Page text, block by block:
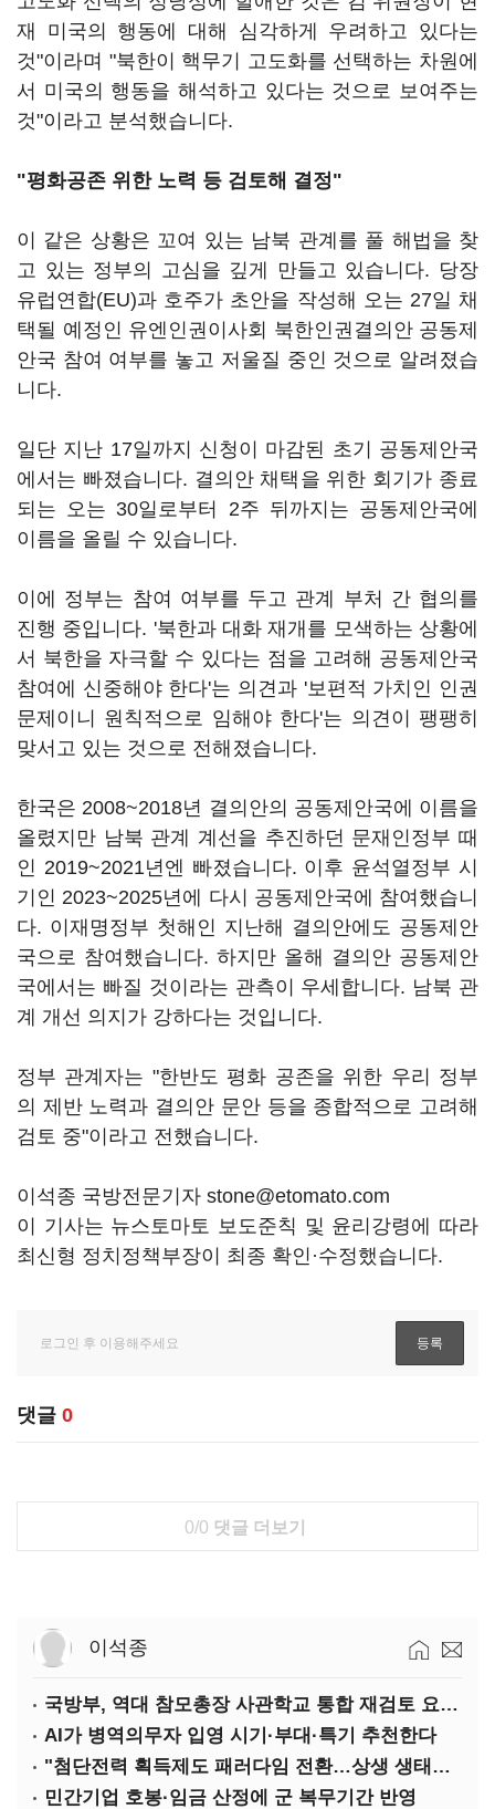
재 미국의 행동에 대해 심각하게 우려하고 있다는
것"이라며 "북한이 핵무기 고도화를 선택하는 차원에
서 미국의 행동을 해석하고 있다는 것으로 보여주는
것"이라고 분석했습니다.
"평화공존 위한 노력 등 검토해 결정"
이 같은 상황은 꼬여 있는 남북 관계를 풀 해법을 찾
고 있는 정부의 고심을 깊게 만들고 있습니다. 당장
유럽연합(EU)과 호주가 초안을 작성해 오는 27일 채
택될 예정인 유엔인권이사회 북한인권결의안 공동제
안국 참여 여부를 놓고 저울질 중인 것으로 알려졌습
니다.
일단 지난 17일까지 신청이 마감된 초기 공동제안국
에서는 빠졌습니다. 결의안 채택을 위한 회기가 종료
되는 오는 30일로부터 2주 뒤까지는 공동제안국에
이름을 올릴 수 있습니다.
이에 정부는 참여 여부를 두고 관계 부처 간 협의를
진행 중입니다. '북한과 대화 재개를 모색하는 상황에
서 북한을 자극할 수 있다는 점을 고려해 공동제안국
참여에 신중해야 한다'는 의견과 '보편적 가치인 인권
문제이니 원칙적으로 임해야 한다'는 의견이 팽팽히
맞서고 있는 것으로 전해졌습니다.
한국은 2008~2018년 결의안의 공동제안국에 이름을
올렸지만 남북 관계 계선을 추진하던 문재인정부 때
인 2019~2021년엔 빠졌습니다. 이후 윤석열정부 시
기인 2023~2025년에 다시 공동제안국에 참여했습니
다. 이재명정부 첫해인 지난해 결의안에도 공동제안
국으로 참여했습니다. 하지만 올해 결의안 공동제안
국에서는 빠질 것이라는 관측이 우세합니다. 남북 관
계 개선 의지가 강하다는 것입니다.
정부 관계자는 "한반도 평화 공존을 위한 우리 정부
의 제반 노력과 결의안 문안 등을 종합적으로 고려해
검토 중"이라고 전했습니다.
이석종 국방전문기자 stone@etomato.com
이 기사는 뉴스토마토 보도준칙 및 윤리강령에 따라
최신형 정치정책부장이 최종 확인·수정했습니다.
댓글 0
0/0 댓글 더보기
이석종
국방부, 역대 참모총장 사관학교 통합 재검토 요구에 "다양한 의견 수렴해 합리적 시스템 만들 것"
AI가 병역의무자 입영 시기·부대·특기 추천한다
"첨단전력 획득제도 패러다임 전환…상생 생태계 조성해 대체불가 K-방산 도약"
민간기업 호봉·임금 산정에 군 복무기간 반영